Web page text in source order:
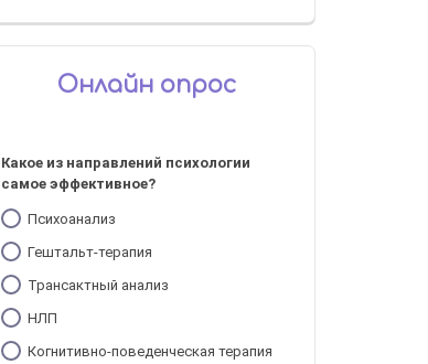
Онлайн опрос
Какое из направлений психологии
самое эффективное?
Психоанализ
Гештальт-терапия
Трансактный анализ
НЛП
Когнитивно-поведенческая терапия